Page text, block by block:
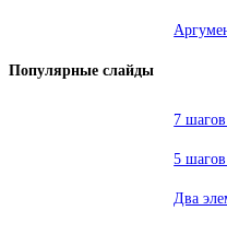
Популярные слайды
7
5
Два